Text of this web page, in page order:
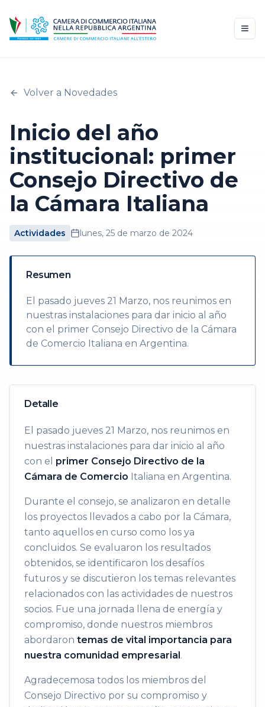
Volver a Novedades
Inicio del año
institucional: primer
Consejo Directivo de
la Cámara Italiana
Actividades lunes, 25 de marzo de 2024
Resumen
El pasado jueves 21 Marzo, nos reunimos en
nuestras instalaciones para dar inicio al año
con el primer Consejo Directivo de la Cámara
de Comercio Italiana en Argentina.
Detalle
El pasado jueves 21 Marzo, nos reunimos en
nuestras instalaciones para dar inicio al año
con el primer Consejo Directivo de la
Cámara de Comercio Italiana en Argentina.
Durante el consejo, se analizaron en detalle
los proyectos llevados a cabo por la Cámara,
tanto aquellos en curso como los ya
concluidos. Se evaluaron los resultados
obtenidos, se identificaron los desafíos
futuros y se discutieron los temas relevantes
relacionados con las actividades de nuestros
socios. Fue una jornada llena de energía y
compromiso, donde nuestros miembros
abordaron temas de vital importancia para
nuestra comunidad empresarial.
Agradecemosa todos los miembros del
Consejo Directivo por su compromiso y